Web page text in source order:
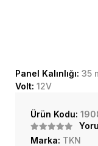
Panel Kalınlığı: 35
Volt: 12V
Ürün Kodu:
Marka: TKN